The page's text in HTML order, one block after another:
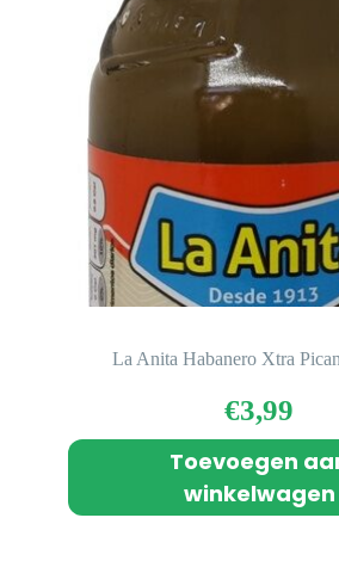
La Anita Habanero Xtra
€3,99
Toevoegen
winkelwagen